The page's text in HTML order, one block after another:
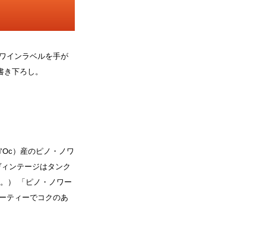
インラベルを手が
下ろし。
）産のピノ・ノワ
ンテージはタンク
） 「ピノ・ノワー
ティーでコクのあ